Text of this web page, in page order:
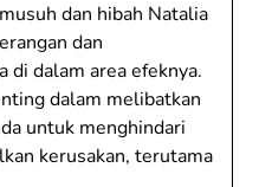
dan hibah Natalia
dan
di dalam area efeknya.
dalam melibatkan
untuk menghindari
kerusakan, terutama